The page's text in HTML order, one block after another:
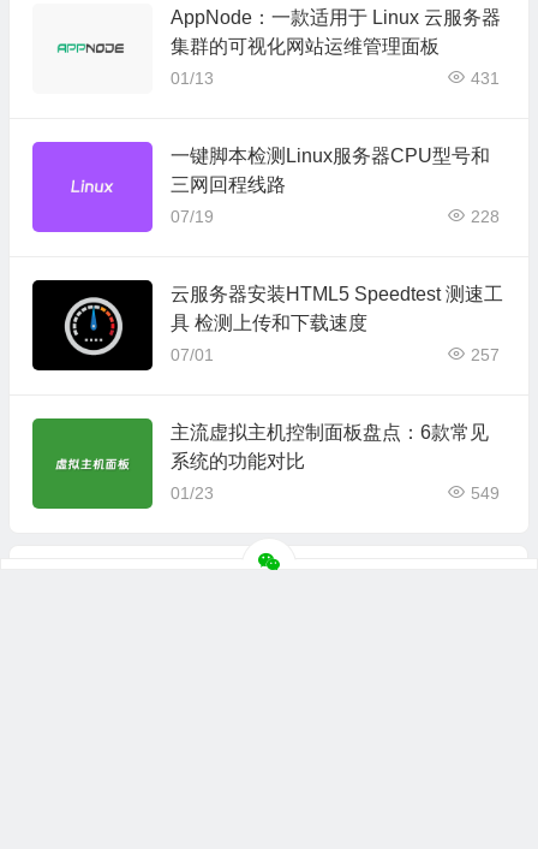
AppNode：一款适用于 Linux 云服务器
集群的可视化网站运维管理面板
01/13 431
一键脚本检测Linux服务器CPU型号和
三网回程线路
07/19 228
云服务器安装HTML5 Speedtest 测速工
具 检测上传和下载速度
07/01 257
主流虚拟主机控制面板盘点：6款常见
系统的功能对比
01/23 549